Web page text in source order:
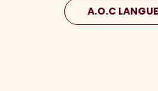
A.O.C